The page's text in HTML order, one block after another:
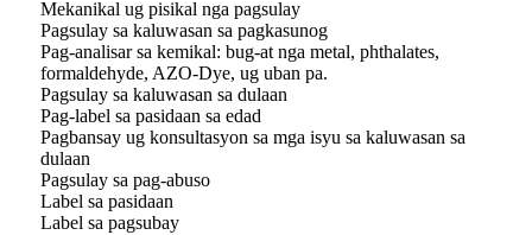
Mekanikal ug pisikal nga pagsulay
Pagsulay sa kaluwasan sa pagkasunog
Pag-analisar sa kemikal: bug-at nga metal, phthalates,
formaldehyde, AZO-Dye, ug uban pa.
Pagsulay sa kaluwasan sa dulaan
Pag-label sa pasidaan sa edad
Pagbansay ug konsultasyon sa mga isyu sa kaluwasan sa
dulaan
Pagsulay sa pag-abuso
Label sa pasidaan
Label sa pagsubay